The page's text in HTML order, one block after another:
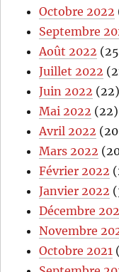
Octobre 2022
Septembre
Août 2022
Juillet 2022
Juin 2022 (22)
Mai 2022 (22)
Avril 2022
Mars 2022
Février 2022
Janvier 2022
Décembre
Novembre
Octobre 2021